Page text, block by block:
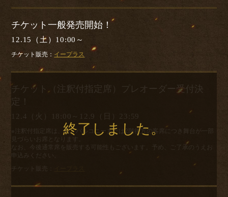
チケット一般発売開始！
12.15（土）10:00～
チケット販売： イープラス
チケット（注釈付指定席）プレオーダー受付決
定！
12.4（火）18:00～12.9（日）23:59
※注釈付指定席は、端・バルコニーまたは2階後方の客席につき舞台が一部
見づらいお席となります。
なお、今後通常席を販売する可能性もございます。予め、ご了承のうえお
申込みください。
チケット販売：